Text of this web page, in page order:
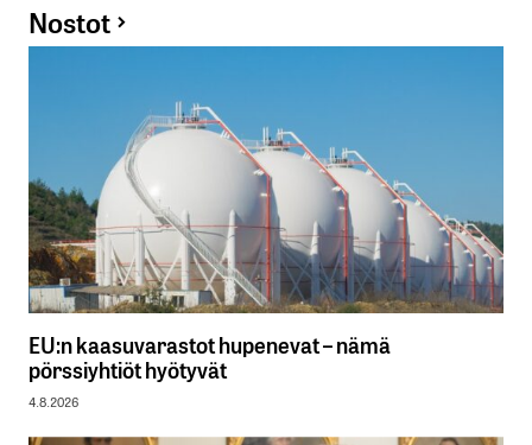
Nostot
EU:n kaasuvarastot hupenevat – nämä
pörssiyhtiöt hyötyvät
4.8.2026